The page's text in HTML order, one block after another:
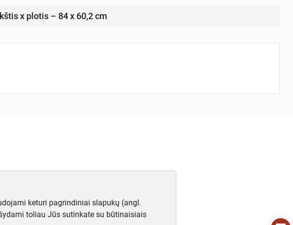
x plotis – 84 x 60,2 cm
keturi pagrindiniai slapukų (angl.
toliau Jūs sutinkate su būtinaisiais